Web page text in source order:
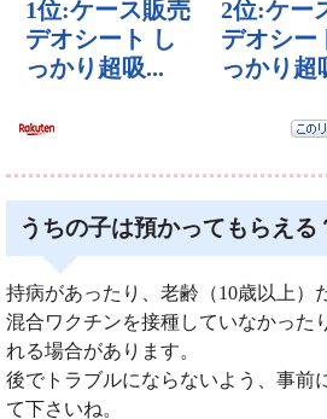
うちの子は預かってもらえる
持病があったり、老齢（10歳以上）
混合ワクチンを接種していなかった
れる場合があります。
後でトラブルにならないよう、事前
て下さいね。